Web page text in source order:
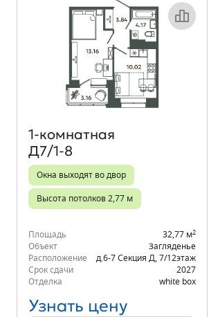
Объект месяца
1‑комнатная
Д7/1-8
Окна выходят во двор
Высота потолков 2,77 м
Площадь 32,77 м2
Объект
Загляденье
Расположение
д.6-7 Секция Д 7/12этаж
Срок сдачи
2027
Отделка
white box
Узнать цену